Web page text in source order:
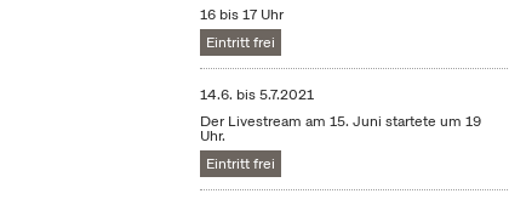
16 bis 17 Uhr
Eintritt frei
14.6. bis5.7.2021
Der Livestream am 15. Juni startete um 19
Uhr.
Eintritt frei